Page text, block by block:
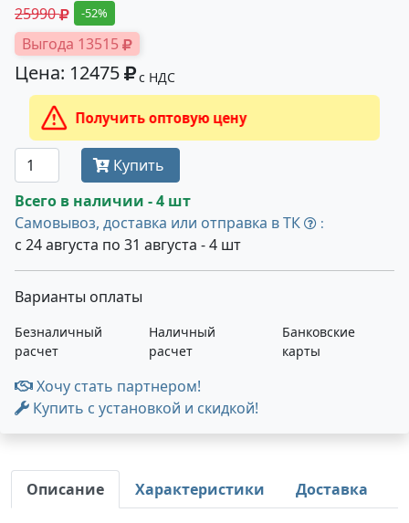
25990 -52%
Выгода 13515
Цена: 12475 с НДС
Получить оптовую цену
Купить
Всего в наличии - 4 шт
Самовывоз, доставка или отправка в ТК
:
с 24 августа по 31 августа - 4 шт
Варианты оплаты
Безналичный
расчет
Наличный
расчет
Банковские
карты
Хочу стать партнером!
Купить с установкой и скидкой!
Описание Характеристики Доставка